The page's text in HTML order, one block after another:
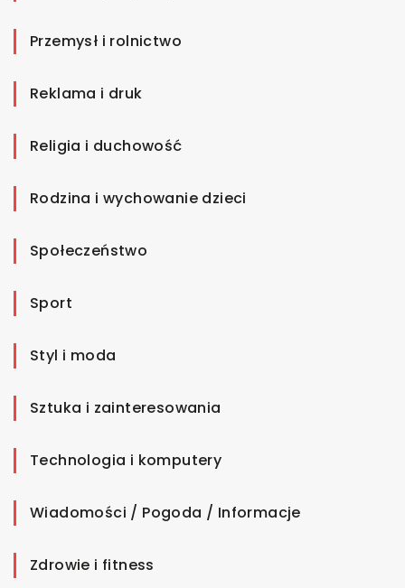
Przemysł i rolnictwo
Reklama i druk
Religia i duchowość
Rodzina i wychowanie dzieci
Społeczeństwo
Sport
Styl i moda
Sztuka i zainteresowania
Technologia i komputery
Wiadomości / Pogoda / Informacje
Zdrowie i fitness